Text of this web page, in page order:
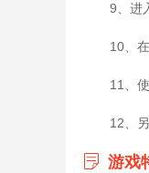
9、进
10、
11、
12、
游戏